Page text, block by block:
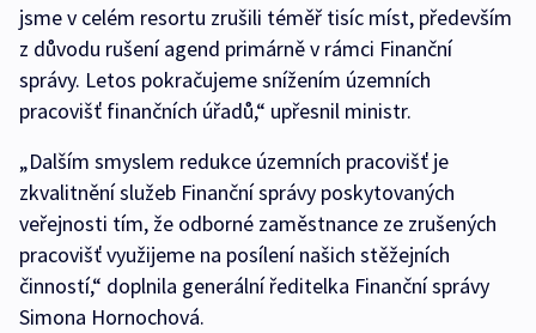
jsme v celém resortu zrušili téměř tisíc míst, především
z důvodu rušení agend primárně v rámci Finanční
správy. Letos pokračujeme snížením územních
pracovišť finančních úřadů,“ upřesnil ministr.
„Dalším smyslem redukce územních pracovišť je
zkvalitnění služeb Finanční správy poskytovaných
veřejnosti tím, že odborné zaměstnance ze zrušených
pracovišť využijeme na posílení našich stěžejních
činností,“ doplnila generální ředitelka Finanční správy
Simona Hornochová.